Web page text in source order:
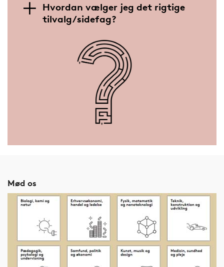
Hvordan vælger jeg det rigtige
tilvalg/sidefag?
Mød os